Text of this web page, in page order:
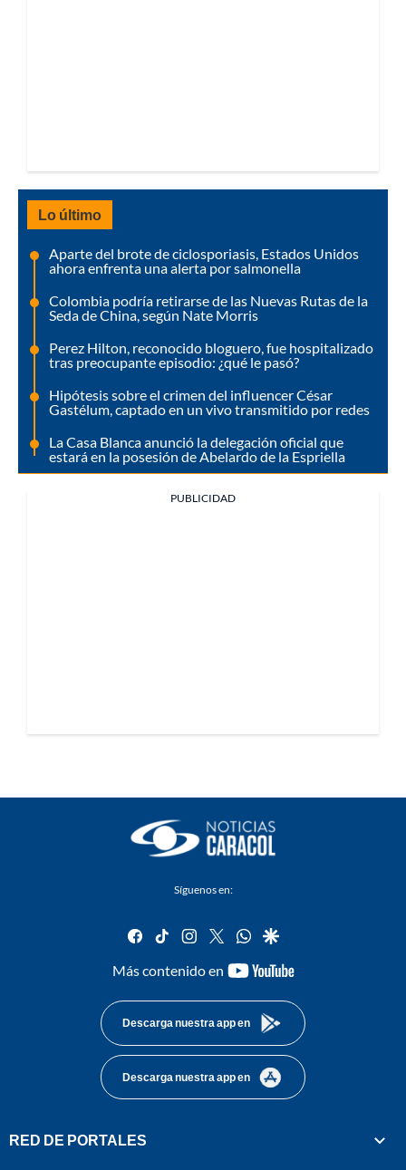
Lo último
Aparte del brote de ciclosporiasis, Estados Unidos
ahora enfrenta una alerta por salmonella
Colombia podría retirarse de las Nuevas Rutas de la
Seda de China, según Nate Morris
Perez Hilton, reconocido bloguero, fue hospitalizado
tras preocupante episodio: ¿qué le pasó?
Hipótesis sobre el crimen del influencer César
Gastélum, captado en un vivo transmitido por redes
La Casa Blanca anunció la delegación oficial que
estará en la posesión de Abelardo de la Espriella
PUBLICIDAD
Síguenos en:
facebook
tiktok instagram
twitterwhatsapp
google
Más contenido en
youtube-
Descarga nuestra app en
Descarga nuestra app en
RED DE PORTALES